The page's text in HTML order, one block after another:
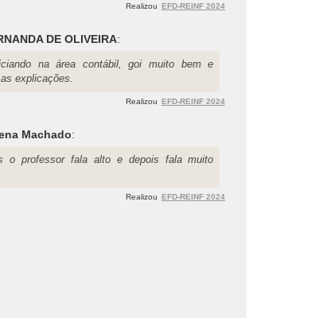
Realizou EFD-REINF 2024
DE OLIVEIRA:
na área contábil, goi muito bem e
explicações.
Realizou EFD-REINF 2024
Machado:
o professor fala alto e depois fala muito
Realizou EFD-REINF 2024